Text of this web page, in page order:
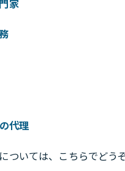
家
代理
ついては、こちらでどう